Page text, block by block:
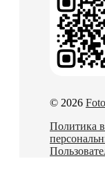
© 2026
Политика